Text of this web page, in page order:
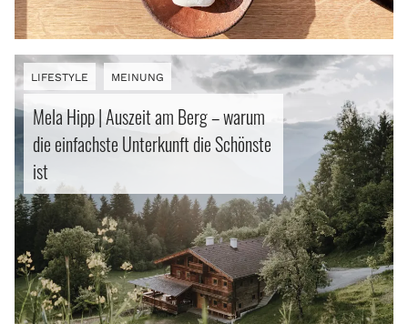
DIY
Meinung
Erlebnisse
FacebookInstagram
PinterestBlueskyThreads
LIFESTYLE MEINUNG
Mela Hipp | Auszeit am Berg – warum
die einfachste Unterkunft die Schönste
ist